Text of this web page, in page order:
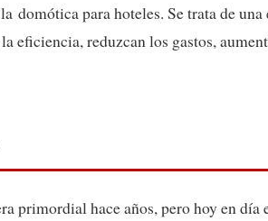
domótica para hoteles. Se trata de
eficiencia, reduzcan los gastos,
primordial hace años, pero hoy en día